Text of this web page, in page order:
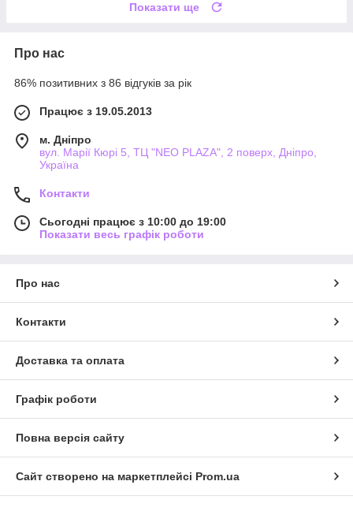
Показати ще
Про нас
86% позитивних з 86 відгуків за рік
Працює з 19.05.2013
м. Дніпро
вул. Марії Кюрі 5, ТЦ "NEO PLAZA", 2 поверх, Дніпро,
Україна
Контакти
Сьогодні працює з 10:00 до 19:00
Показати весь графік роботи
Про нас
Контакти
Доставка та оплата
Графік роботи
Повна версія сайту
Сайт створено на маркетплейсі Prom.ua